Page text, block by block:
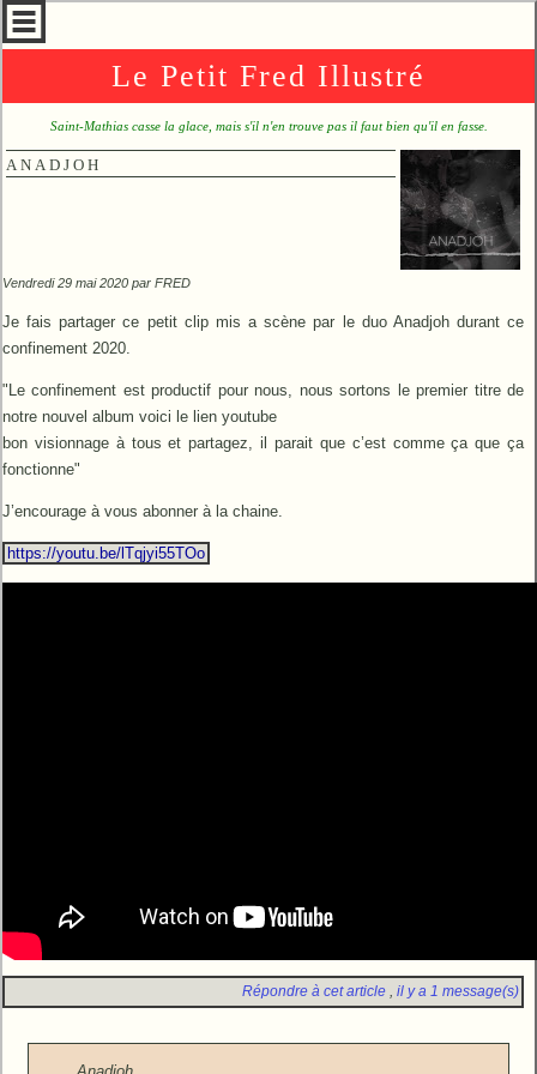
Le Petit Fred Illustré
Saint-Mathias casse la glace, mais s'il n'en trouve pas il faut bien qu'il en fasse.
ANADJOH
Vendredi 29 mai 2020 par FRED
Je fais partager ce petit clip mis a scène par le duo Anadjoh durant ce
confinement 2020.
"Le confinement est productif pour nous, nous sortons le premier titre de
notre nouvel album voici le lien youtube
bon visionnage à tous et partagez, il parait que c’est comme ça que ça
fonctionne"
J’encourage à vous abonner à la chaine.
https://youtu.be/lTqjyi55TOo
Répondre à cet article,il y a 1 message(s)